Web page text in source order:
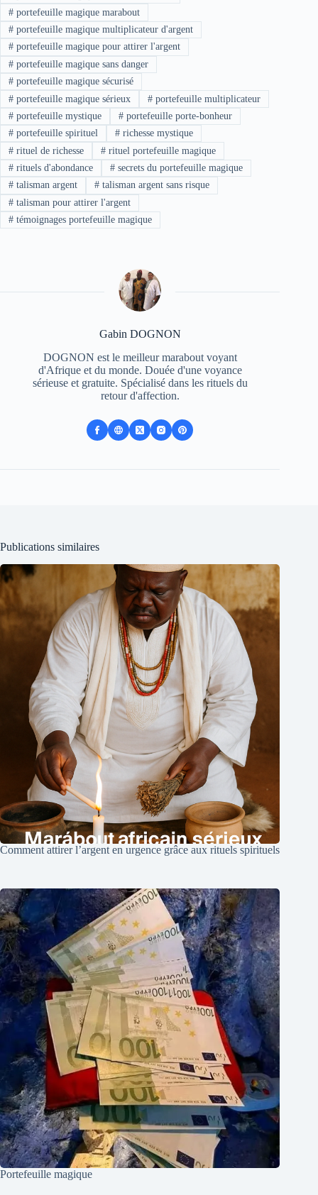
#portefeuille magique marabout
#portefeuille magique multiplicateur d'argent
#portefeuille magique pour attirer l'argent
#portefeuille magique sans danger
#portefeuille magique sécurisé
#portefeuille magique sérieux #portefeuille multiplicateur
#portefeuille mystique #portefeuille porte-bonheur
#portefeuille spirituel #richesse mystique
#rituel de richesse #rituel portefeuille magique
#rituels d'abondance #secrets du portefeuille magique
#talisman argent #talisman argent sans risque
#talisman pour attirer l'argent
#témoignages portefeuille magique
Gabin DOGNON
DOGNON est le meilleur marabout voyant
d'Afrique et du monde. Douée d'une voyance
sérieuse et gratuite. Spécialisé dans les rituels du
retour d'affection.
Publications similaires
Comment attirer l’argent en urgence grâce aux rituels spirituels
Portefeuille magique